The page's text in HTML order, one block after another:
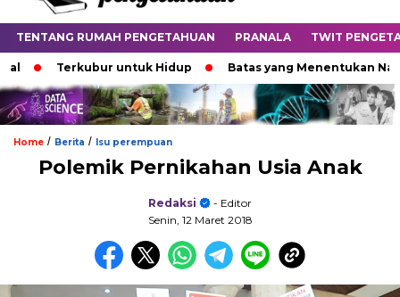
TENTANG RUMAH PENGETAHUAN PRANALA TWIT
Terkubur untuk Hidup Batas yang Menentukan Nasib
Home / Berita / Isu perempuan
Polemik Pernikahan Usia Anak
Redaksi
- Editor
Senin, 12 Maret 2018